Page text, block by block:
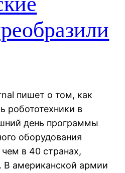
пишет о том, как
робототехники в
день программы
оборудования
в 40 странах,
В американской армии